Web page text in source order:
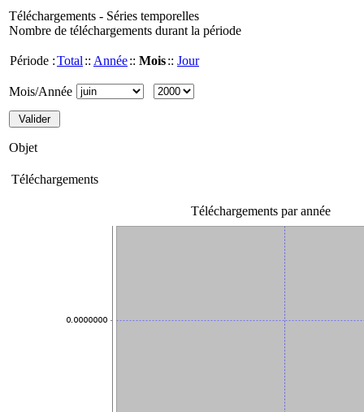
Téléchargements - Séries temporelles
Nombre de téléchargements durant la période
Période :Total :: Année:: Mois:: Jour
Mois/Année
Objet
Téléchargements
Téléchargements par année